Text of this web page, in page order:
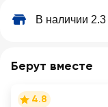
В наличии 2.3
Берут вместе
4.8